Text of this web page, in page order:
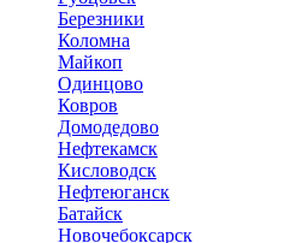
Березники
Коломна
Майкоп
Одинцово
Ковров
Домодедово
Нефтекамск
Кисловодск
Нефтеюганск
Батайск
Новочебоксарск